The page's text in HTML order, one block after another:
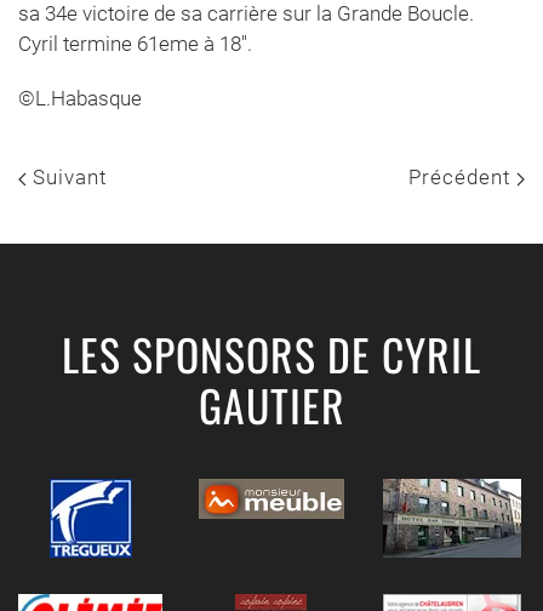
sa 34e victoire de sa carrière sur la Grande Boucle.
Cyril termine 61eme à 18''.
©L.Habasque
Suivant Précédent
LES SPONSORS DE CYRIL
GAUTIER